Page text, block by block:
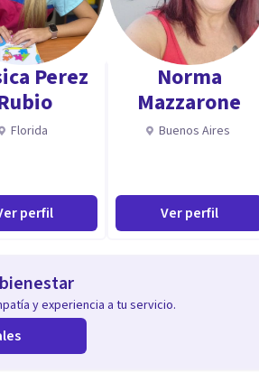
Perez
Florida
perfil
Norma
Mazzarone
Buenos Aires
Ver perfil
y experiencia a tu servicio.